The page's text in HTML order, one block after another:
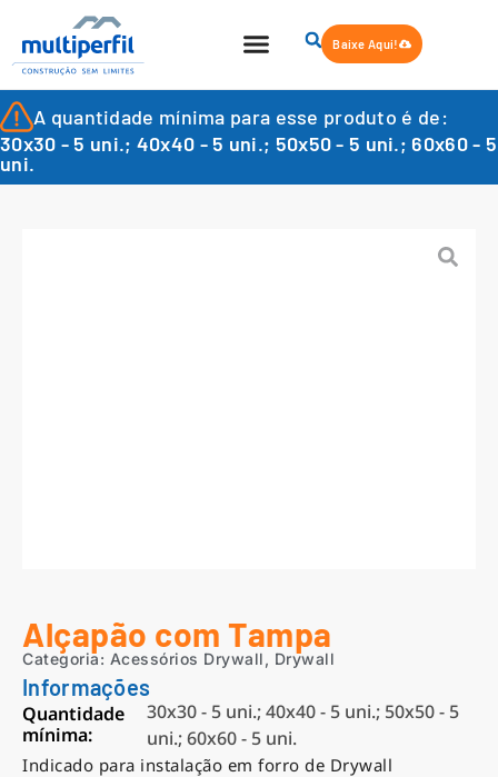
Baixe Aqui!
A quantidade mínima para esse produto é de:
30x30 - 5 uni.; 40x40 - 5 uni.; 50x50 - 5 uni.; 60x60 - 5
uni.
Alçapão com Tampa
Categoria: Acessórios Drywall , Drywall
Informações
Quantidade
mínima:
30x30 - 5 uni.; 40x40 - 5 uni.; 50x50 - 5
uni.; 60x60 - 5 uni.
Indicado para instalação em forro de Drywall